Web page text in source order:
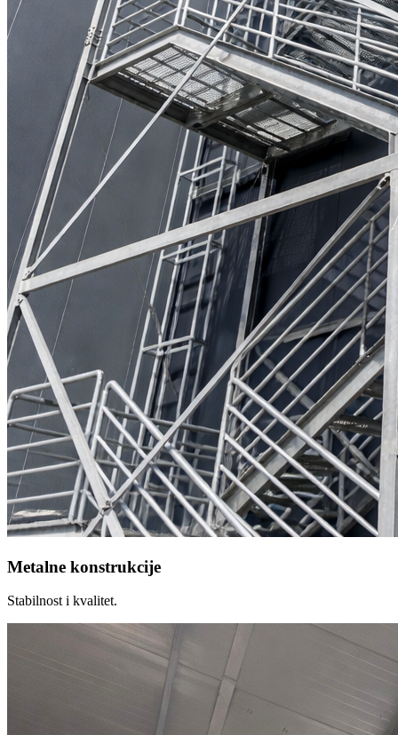
Metalne konstrukcije
Stabilnost i kvalitet.